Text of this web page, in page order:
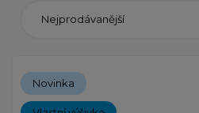
Nejprodávanější
Novinka